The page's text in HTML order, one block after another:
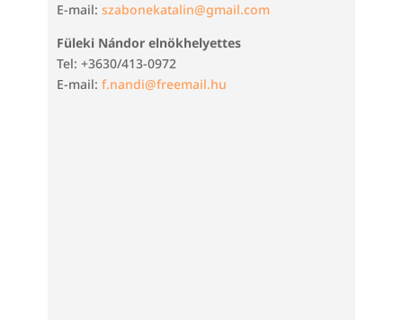
E-mail: szabonekatalin@gmail.com
Füleki Nándor elnökhelyettes
Tel: +3630/413-0972
E-mail: f.nandi@freemail.hu